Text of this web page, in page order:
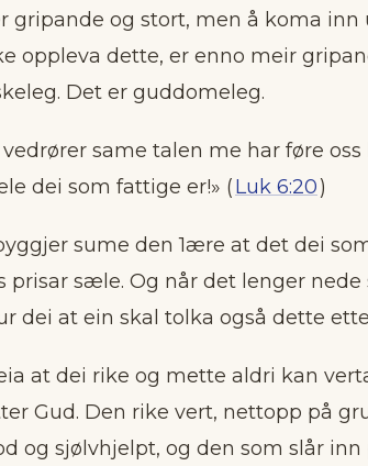
gripande og stort, men å koma inn
opp­leva dette, er enno meir
Det er guddomeleg.
same talen me har føre oss
dei som fattige er!» (Luk 6:20)
sume den 1ære at det dei
prisar sæle. Og når det lenger nede
dei at ein skal tolka også dette
at dei rike og mette aldri kan
Gud. Den rike vert, nettopp på
og sjølvhjelpt, og den som slår inn